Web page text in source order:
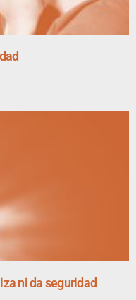
ni da seguridad